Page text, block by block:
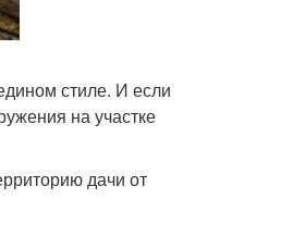
стиле. И если
на участке
дачи от